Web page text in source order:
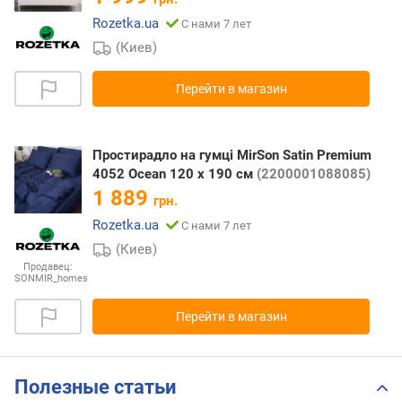
Rozetka.ua
С нами 7 лет
(Киев)
Перейти в магазин
Продавец:
SONMIR_homes
Простирадло на гумці MirSon Satin Premium
4052 Ocean 120 х 190 см (2200001088085)
1 889 грн.
Rozetka.ua
С нами 7 лет
(Киев)
Перейти в магазин
Полезные статьи